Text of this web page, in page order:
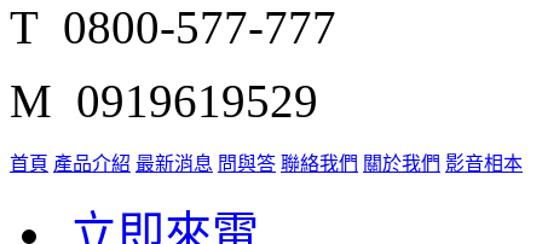
T 0800-577-777
M 0919619529
首頁 產品介紹 最新消息 問與答 聯絡我們 關於我們 影音相本